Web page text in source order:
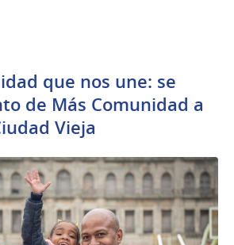
que nos une: se
de Más Comunidad a
Vieja